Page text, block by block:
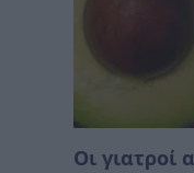
Οι γιατροί